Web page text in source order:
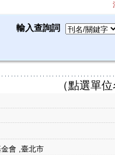
輸入查詢詞
（點選單
會 ,臺北市